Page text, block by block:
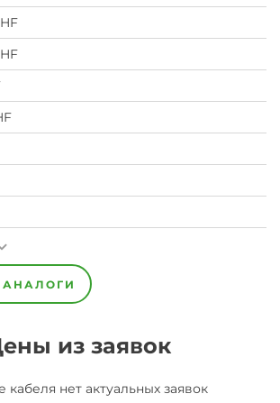
из заявок
кабеля нет актуальных заявок